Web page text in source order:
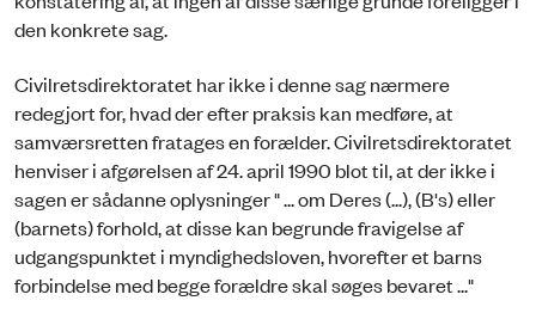
den konkrete sag.
Civilretsdirektoratet har ikke i denne sag nærmere
redegjort for, hvad der efter praksis kan medføre, at
samværsretten fratages en forælder. Civilretsdirektoratet
henviser i afgørelsen af 24. april 1990 blot til, at der ikke i
sagen er sådanne oplysninger " ... om Deres (...), (B's) eller
(barnets) forhold, at disse kan begrunde fravigelse af
udgangspunktet i myndighedsloven, hvorefter et barns
forbindelse med begge forældre skal søges bevaret ..."